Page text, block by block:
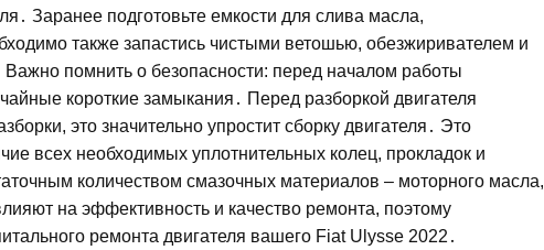
Заранее подготовьте емкости для слива масла,
также запастись чистыми ветошью, обезжиривателем и
помнить о безопасности: перед началом работы
короткие замыкания․ Перед разборкой двигателя
это значительно упростит сборку двигателя․ Это
всех необходимых уплотнительных колец, прокладок и
количеством смазочных материалов – моторного масла,
на эффективность и качество ремонта, поэтому
ремонта двигателя вашего Fiat Ulysse 2022․